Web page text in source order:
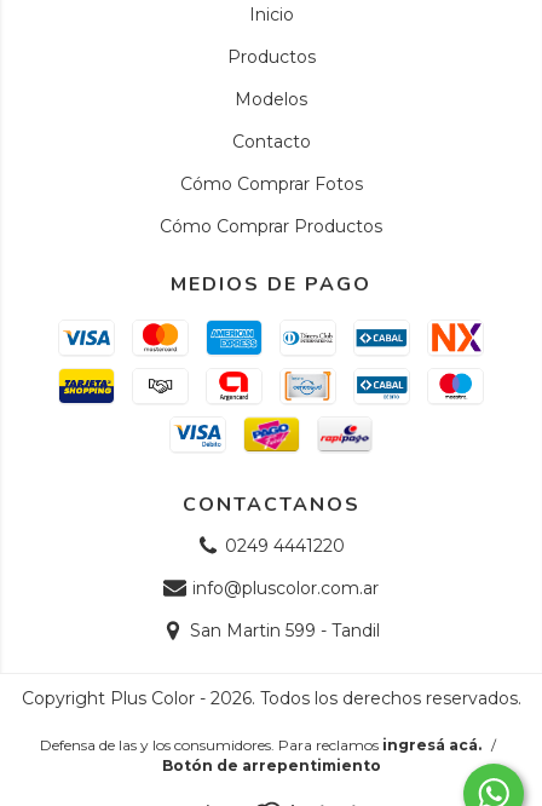
Inicio
Productos
Modelos
Contacto
Cómo Comprar Fotos
Cómo Comprar Productos
MEDIOS DE PAGO
CONTACTANOS
0249 4441220
info@pluscolor.com.ar
San Martin 599 - Tandil
Copyright Plus Color - 2026. Todos los derechos reservados.
Defensa de las y los consumidores. Para reclamos ingresá acá. /
Botón de arrepentimiento